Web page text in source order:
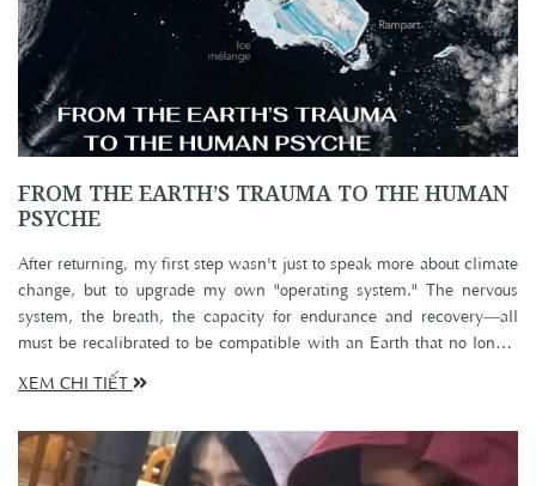
FROM THE EARTH’S TRAUMA TO THE HUMAN
PSYCHE
After returning, my first step wasn't just to speak more about climate
change, but to upgrade my own "operating system." The nervous
system, the breath, the capacity for endurance and recovery—all
must be recalibrated to be compatible with an Earth that no longer
follows the old rules. A warming planet and an unstable climate
demand that humanity evolves not just technologically, but
with its new state. What I am preparing is not just a response for
now; it is a lifeboat for an entire future generation.
XEM CHI TIẾT